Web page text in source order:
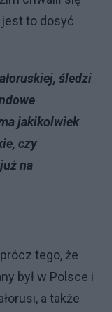
to dosyć
śledzi
jakikolwiek
czy
na
tego, że
był w Polsce i
a także